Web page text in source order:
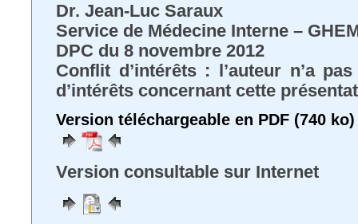
Dr. Jean-Luc Saraux
Service de Médecine Interne –
DPC du 8 novembre 2012
Conflit d’intérêts : l’auteur n’a
d’intérêts concernant cette
Version téléchargeable en PDF (740 ko)
Version consultable sur Internet